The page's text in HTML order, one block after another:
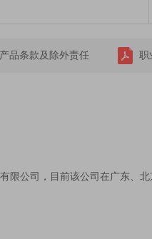
产品条款及除外责任 职
限公司，目前该公司在广东、